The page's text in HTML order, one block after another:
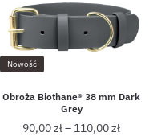
Nowość
Obroża Biothane® 38 mm Dark
Grey
90,00zł– 110,00zł